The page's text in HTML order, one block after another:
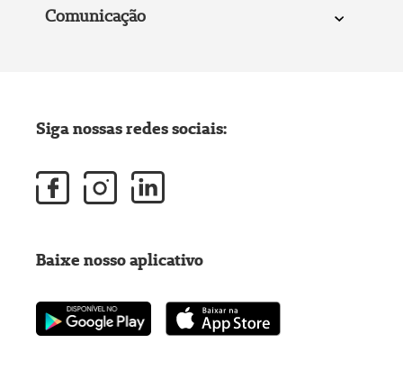
Comunicação
Siga nossas redes sociais:
Baixe nosso aplicativo